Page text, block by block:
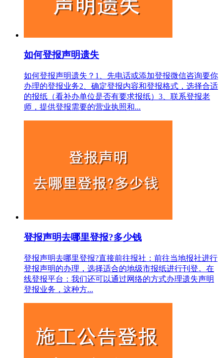
如何登报声明遗失
如何登报声明遗失？1、先电话或添加登报微信咨询要你
办理的登报业务2、确定登报内容和登报格式，选择合适
的报纸（看补办单位是否有要求报纸）3、联系登报老
师，提供登报需要的营业执照和...
登报声明去哪里登报?多少钱
登报声明去哪里登报?直接前往报社‌：‌前往当地报社进行
登报声明的办理，‌选择适合的地级市报纸进行刊登。‌‌在
线登报平台‌：‌我们还可以通过网络的方式办理遗失声明
登报业务，这种方...